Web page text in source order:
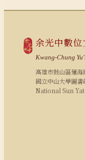
余光中數
Kwang-Chung
高雄市鼓山區蓮
國立中山大學圖書
National Sun